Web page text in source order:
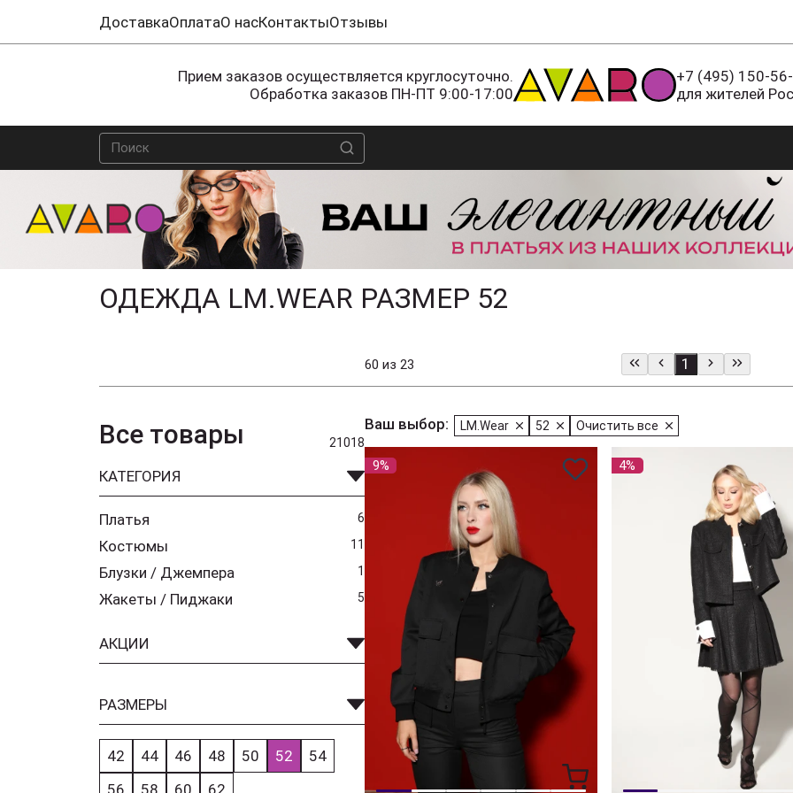
ДоставкаОплатаО насКонтактыОтзывы
Прием заказов осуществляется круглосуточно.
Обработка заказов ПН-ПТ 9:00-17:00
+7 (495) 150-
для жителей
ОДЕЖДА LM.WEAR РАЗМЕР 52
60 из 23 1
Все товары 21018
КАТЕГОРИЯ
Платья 6
Костюмы 11
Блузки / Джемпера 1
Жакеты / Пиджаки 5
АКЦИИ
РАЗМЕРЫ
42 44 46 48 50 52
54
56
58 60 62
Ваш выбор: LM.Wear 52 Очистить все
9% 4%